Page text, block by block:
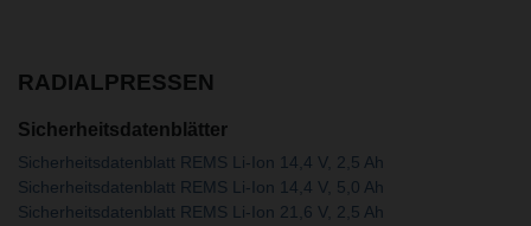
RADIALPRESSEN
Sicherheitsdatenblätter
Sicherheitsdatenblatt REMS Li-Ion 14,4 V, 2,5 Ah
Sicherheitsdatenblatt REMS Li-Ion 14,4 V, 5,0 Ah
Sicherheitsdatenblatt REMS Li-Ion 21,6 V, 2,5 Ah